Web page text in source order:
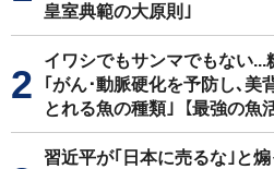
皇室典範の大原則｣
イワシでもサンマでもない...
｢がん･動脈硬化を予防し､美
とれる魚の種類｣【最強の魚
習近平が｢日本に売るな｣と